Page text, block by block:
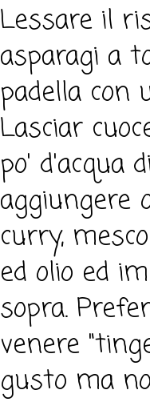
Lessare il
asparagi a
padella con
Lasciar
po' d'acqua
aggiungere
curry,
ed olio ed
sopra.
venere
gusto ma